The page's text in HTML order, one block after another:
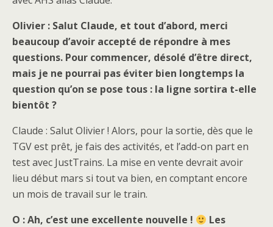
Olivier : Salut Claude, et tout d’abord, merci
beaucoup d’avoir accepté de répondre à mes
questions. Pour commencer, désolé d’être direct,
mais je ne pourrai pas éviter bien longtemps la
question qu’on se pose tous : la ligne sortira t-elle
bientôt ?
Claude : Salut Olivier ! Alors, pour la sortie, dès que le
TGV est prêt, je fais des activités, et l’add-on part en
test avec JustTrains. La mise en vente devrait avoir
lieu début mars si tout va bien, en comptant encore
un mois de travail sur le train.
O : Ah, c’est une excellente nouvelle !
Les